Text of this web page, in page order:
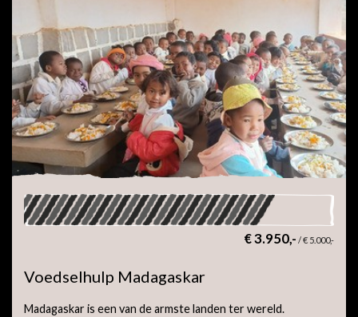
€ 3.950,- /€ 5.000,-
Voedselhulp Madagaskar
Madagaskar is een van de armste landen ter wereld.